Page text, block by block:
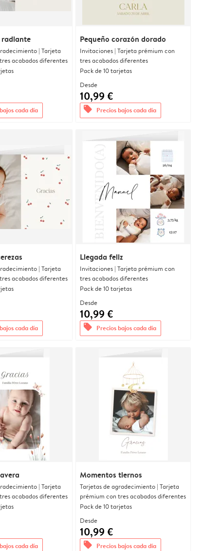
radiante
| Tarjeta
acabados diferentes
cada día
Pequeño corazón dorado
Invitaciones | Tarjeta prémium con
tres acabados diferentes
Pack de 10 tarjetas
Desde
10,99 €
offers Precios bajos cada día
| Tarjeta
acabados diferentes
cada día
Llegada feliz
Invitaciones | Tarjeta prémium con
tres acabados diferentes
Pack de 10 tarjetas
Desde
10,99 €
offers Precios bajos cada día
| Tarjeta
acabados diferentes
cada día
Momentos tiernos
Tarjetas de agradecimiento | Tarjeta
prémium con tres acabados diferentes
Pack de 10 tarjetas
Desde
10,99 €
offers Precios bajos cada día